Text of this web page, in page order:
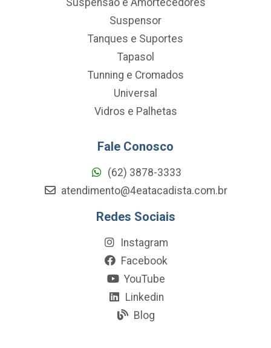
Suspensor
Tanques e Suportes
Tapasol
Tunning e Cromados
Universal
Vidros e Palhetas
Fale Conosco
(62) 3878-3333
atendimento@4eatacadista.com.br
Redes Sociais
Instagram
Facebook
YouTube
Linkedin
Blog